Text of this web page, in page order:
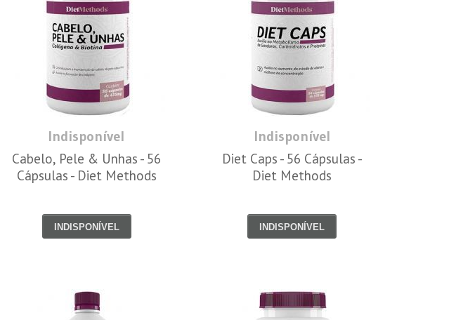
Indisponível
Cabelo, Pele & Unhas - 56
Cápsulas - Diet Methods
INDISPONÍVEL
Indisponível
Diet Caps - 56 Cápsulas -
Diet Methods
INDISPONÍVEL